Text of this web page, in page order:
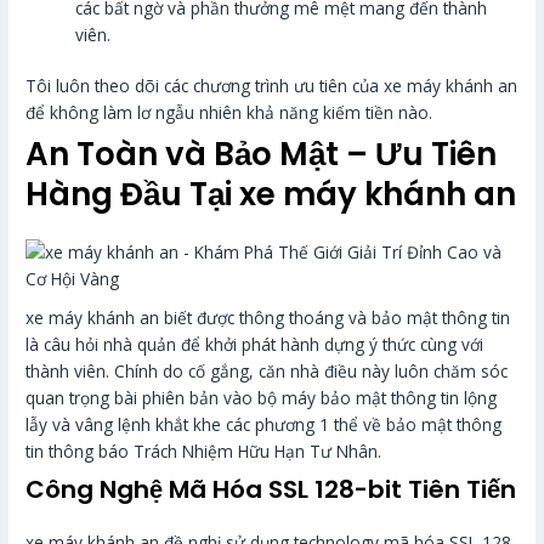
các bất ngờ và phần thưởng mê mệt mang đến thành
viên.
Tôi luôn theo dõi các chương trình ưu tiên của xe máy khánh an
để không làm lơ ngẫu nhiên khả năng kiếm tiền nào.
An Toàn và Bảo Mật – Ưu Tiên
Hàng Đầu Tại xe máy khánh an
xe máy khánh an biết được thông thoáng và bảo mật thông tin
là câu hỏi nhà quản để khởi phát hành dựng ý thức cùng với
thành viên. Chính do cố gắng, căn nhà điều này luôn chăm sóc
quan trọng bài phiên bản vào bộ máy bảo mật thông tin lộng
lẫy và vâng lệnh khắt khe các phương 1 thể về bảo mật thông
tin thông báo Trách Nhiệm Hữu Hạn Tư Nhân.
Công Nghệ Mã Hóa SSL 128-bit Tiên Tiến